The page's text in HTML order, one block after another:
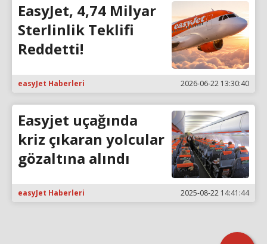
EasyJet, 4,74 Milyar
Sterlinlik Teklifi
Reddetti!
easyJet Haberleri 2026-06-22 13:30:40
Easyjet uçağında
kriz çıkaran yolcular
gözaltına alındı
easyJet Haberleri 2025-08-22 14:41:44